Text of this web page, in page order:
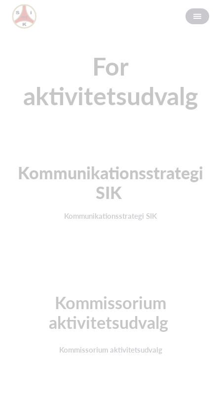
For
aktivitetsudvalg
Kommunikationsstrategi
SIK
Kommunikationsstrategi SIK
Kommissorium
aktivitetsudvalg
Kommissorium aktivitetsudvalg